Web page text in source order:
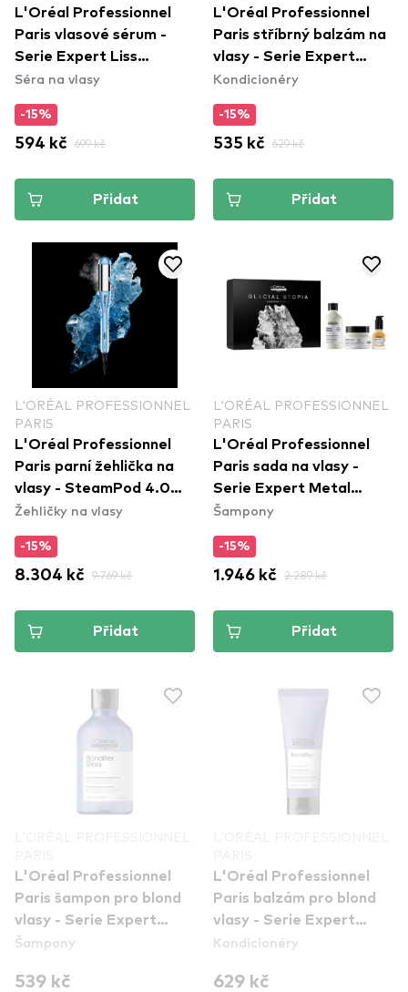
L'Oréal Professionnel
Paris vlasové sérum -
Serie Expert Liss
Unlimited Serum
Séra na vlasy
-15%
594 kč 699 kč
Přidat
L'Oréal Professionnel
Paris stříbrný balzám na
vlasy - Serie Expert
Silver Conditioner
Kondicionéry
-15%
535 kč 629 kč
Přidat
L'ORÉAL PROFESSIONNEL
PARIS
L'Oréal Professionnel
Paris parní žehlička na
vlasy - SteamPod 4.0
Glacial Utopia Limited
Žehličky na vlasy
-15%
8.304 kč 9.769 kč
Přidat
L'ORÉAL PROFESSIONNEL
PARIS
L'Oréal Professionnel
Paris sada na vlasy -
Serie Expert Metal
Detox Trio
Šampony
-15%
1.946 kč 2.289 kč
Přidat
L'Oréal Professionnel
Paris šampon pro blond
vlasy - Serie Expert
Blondifier Gloss
Šampony
539 kč
L'Oréal Professionnel
Paris balzám pro blond
vlasy - Serie Expert
Blondifier Conditioner
Kondicionéry
629 kč